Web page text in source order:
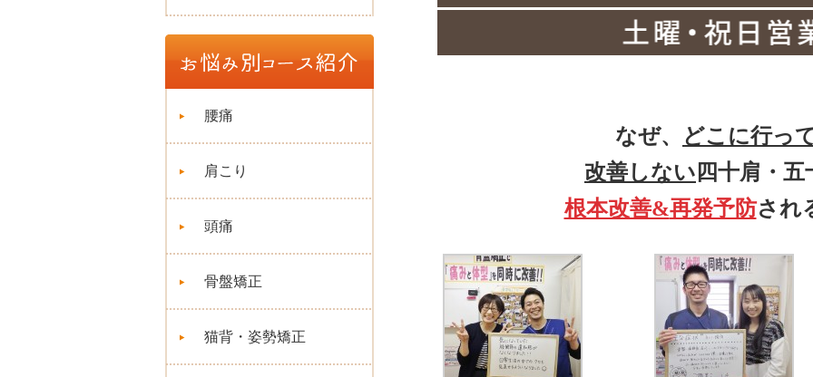
腰痛
肩こり
頭痛
骨盤矯正
猫背・姿勢矯正
なぜ、
どこに行っ
改善しない 四十肩・五
根本改善&再発予防され